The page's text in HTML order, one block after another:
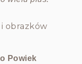
Powiek